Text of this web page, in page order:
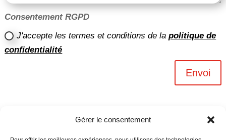
Gérer le consentement
Consentement RGPD
J'accepte les termes et conditions de lapolitique de
confidentialité
Envoi